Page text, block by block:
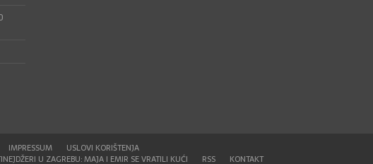
IMPRESSUM
USLOVI KORIŠTENJA
U ZAGREBU: MAJA I EMIR SE VRATILI KUĆI
RSS KONTAKT